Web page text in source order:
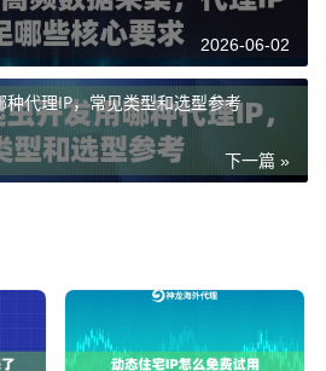
套餐，可以考虑整合升级至一个
不限量代理IP”套餐。企业级套餐
且池子规模更大；而不限量套餐
流量的后顾之忧。虽然单月费用
个IP、每GB流量上的成本通常会
小时）。仔细分析您的业务。例
抓取任务，使用短时效IP并快
会话状态的长时间任务（如平台
2026-06-02
代理IP，常见类型和选型参考
下一篇 »